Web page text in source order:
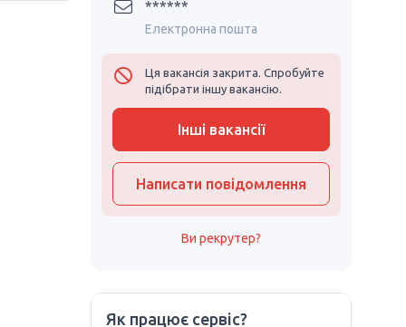
******
Електронна пошта
Ця вакансія закрита. Спробуйте
підібрати іншу вакансію.
Інші вакансії
Написати повідомлення
Ви рекрутер?
Як працює сервіс?